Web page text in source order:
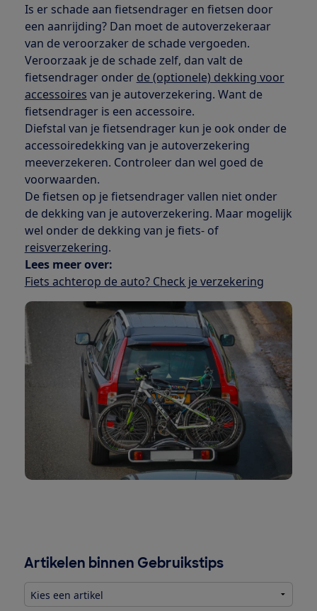
Is er schade aan fietsendrager en fietsen door
een aanrijding? Dan moet de autoverzekeraar
van de veroorzaker de schade vergoeden.
Veroorzaak je de schade zelf, dan valt de
fietsendrager onder de (optionele) dekking voor
accessoires van je autoverzekering. Want de
fietsendrager is een accessoire.
Diefstal van je fietsendrager kun je ook onder de
accessoiredekking van je autoverzekering
meeverzekeren. Controleer dan wel goed de
voorwaarden.
De fietsen op je fietsendrager vallen niet onder
de dekking van je autoverzekering. Maar mogelijk
wel onder de dekking van je fiets- of
reisverzekering.
Lees meer over:
Fiets achterop de auto? Check je verzekering
Artikelen binnen Gebruikstips